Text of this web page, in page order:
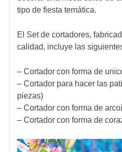
tipo de fiesta temática.
El Set de cortadores,
calidad, incluye las
– Cortador con forma de
– Cortador para hacer las
piezas)
– Cortador con forma de
– Cortador con forma de